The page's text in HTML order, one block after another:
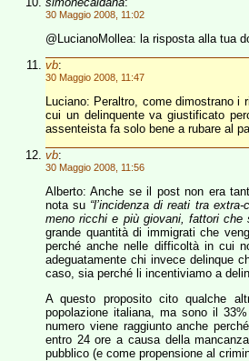
30 Maggio 2008, 11:02
@LucianoMollea: la risposta alla tua
vb:
30 Maggio 2008, 11:47
Luciano: Peraltro, come dimostrano i
cui un delinquente va giustificato
assenteista fa solo bene a rubare al
vb:
30 Maggio 2008, 11:56
Alberto: Anche se il post non era
nota su “l’incidenza di reati tra
meno ricchi e più giovani, fattori che
grande quantità di immigrati che
perché anche nelle difficoltà in cui
adeguatamente chi invece delinque
caso, sia perché li incentiviamo a
A questo proposito cito qualche
popolazione italiana, ma sono il
numero viene raggiunto anche
entro 24 ore a causa della
pubblico (e come propensione al